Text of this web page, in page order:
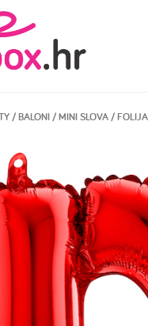
/BALONI/MINI SLOVA/